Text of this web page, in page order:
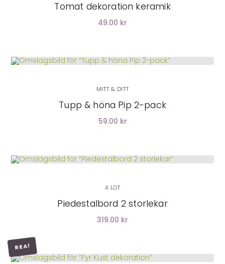
Tomat dekoration keramik
49.00 kr
LÄGG I VARUKORG
MITT & DITT
Tupp & höna Pip 2-pack
59.00 kr
LÄGG I VARUKORG
A LOT
Piedestalbord 2 storlekar
319.00 kr
REA!